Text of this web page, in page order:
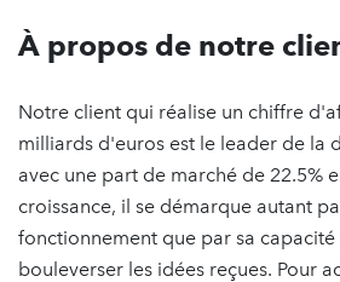
À propos de notre
Notre client qui réalise un chiffre
milliards d'euros est le leader de la
avec une part de marché de 22.5%
croissance, il se démarque autant
fonctionnement que par sa capacité
bouleverser les idées reçues. Pour